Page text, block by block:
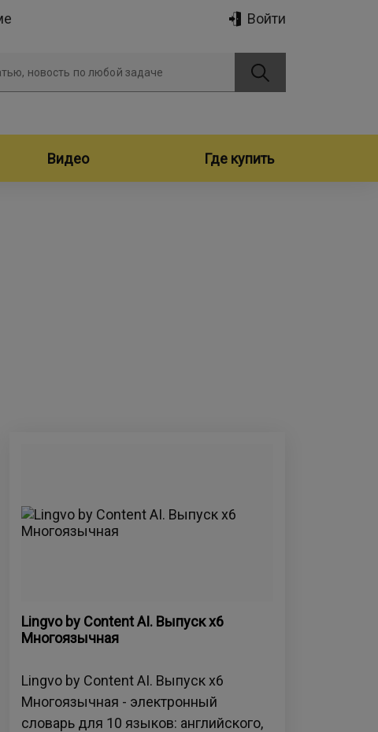
Войти
новость по любой задаче
Видео Где купить
Lingvo by Content AI. Выпуск x6
Многоязычная
Lingvo by Content AI. Выпуск x6
Многоязычная - электронный
словарь для 10 языков: английского,